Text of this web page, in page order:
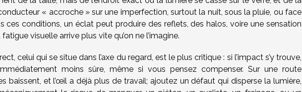
« accroche » sur une imperfection, surtout la nuit, sous la pluie, ou face
ces conditions, un éclat peut produire des reflets, des halos, voire une sensation
visuelle arrive plus vite qu’on ne l’imagine.
celui qui se situe dans l’axe du regard, est le plus critique : si l’impact s’y trouve,
moins sûre, même si vous pensez compenser. Sur une route
baissent, et l’œil a déjà plus de travail; ajoutez un défaut qui disperse la lumière,